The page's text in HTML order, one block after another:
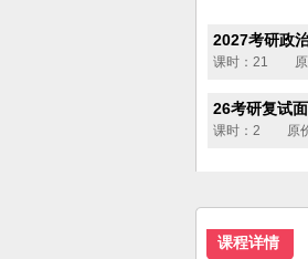
2027考研政
课时：21 原
26考研复试
课时：2 原价
课程详情